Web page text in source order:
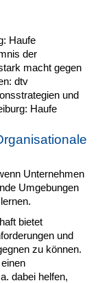
Haufe
der
macht gegen
dtv
und
Haufe
Unternehmen
Umgebungen
bietet
und
zu können.
dabei helfen,